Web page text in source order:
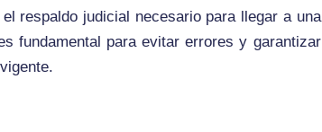
respaldo judicial necesario para llegar a una
fundamental para evitar errores y garantizar